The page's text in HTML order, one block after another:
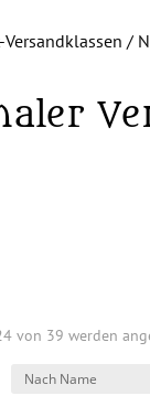
/
von 39 werden